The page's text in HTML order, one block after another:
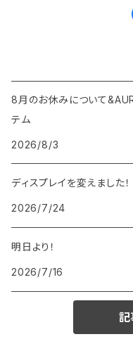
8月のお休みについて
テム
2026/8/3
ディスプレイを変えました！
2026/7/24
明日より！
2026/7/16
記